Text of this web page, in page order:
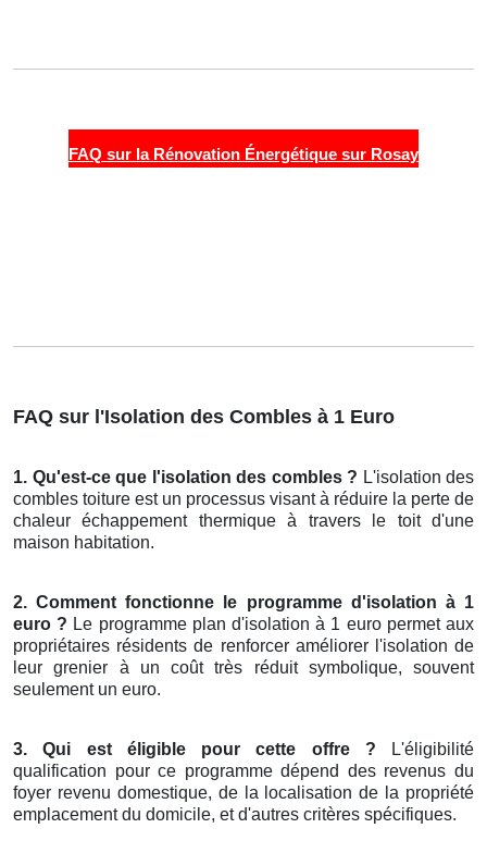
FAQ sur la Rénovation Énergétique sur Rosay
FAQ sur l'Isolation des Combles à 1 Euro
1. Qu'est-ce que l'isolation des combles ? L'isolation des
combles toiture est un processus visant à réduire la perte de
chaleur échappement thermique à travers le toit d'une
maison habitation.
2. Comment fonctionne le programme d'isolation à 1
euro ? Le programme plan d'isolation à 1 euro permet aux
propriétaires résidents de renforcer améliorer l'isolation de
leur grenier à un coût très réduit symbolique, souvent
seulement un euro.
3. Qui est éligible pour cette offre ? L'éligibilité
qualification pour ce programme dépend des revenus du
foyer revenu domestique, de la localisation de la propriété
emplacement du domicile, et d'autres critères spécifiques.